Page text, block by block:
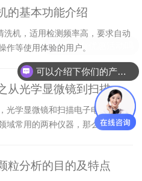
的基本功能介绍
洗机，适用检测频率高，要求自动
作等使用体验的用户。
清洁度分析之从光学显微镜到扫描电子显微镜
光学显微镜和扫描电子电子显微
域常用的两种仪器，那么这两种
粒分析的目的及特点
可以介绍下你们的产品么